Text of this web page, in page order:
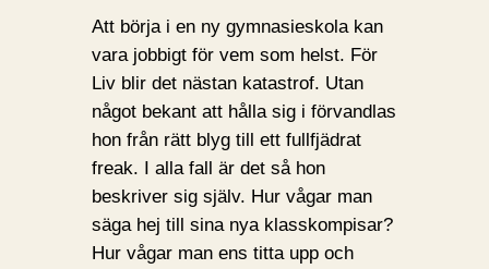
Att börja i en ny gymnasieskola kan
vara jobbigt för vem som helst. För
Liv blir det nästan katastrof. Utan
något bekant att hålla sig i förvandlas
hon från rätt blyg till ett fullfjädrat
freak. I alla fall är det så hon
beskriver sig själv. Hur vågar man
säga hej till sina nya klasskompisar?
Hur vågar man ens titta upp och